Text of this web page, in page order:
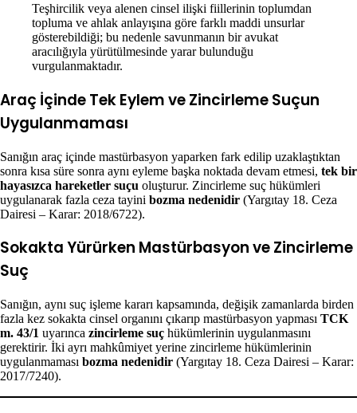
Teşhircilik veya alenen cinsel ilişki fiillerinin toplumdan
topluma ve ahlak anlayışına göre farklı maddi unsurlar
gösterebildiği; bu nedenle savunmanın bir avukat
aracılığıyla yürütülmesinde yarar bulunduğu
vurgulanmaktadır.
Araç İçinde Tek Eylem ve Zincirleme Suçun
Uygulanmaması
Sanığın araç içinde mastürbasyon yaparken fark edilip uzaklaştıktan
sonra kısa süre sonra aynı eyleme başka noktada devam etmesi, tek bir
hayasızca hareketler suçu oluşturur. Zincirleme suç hükümleri
uygulanarak fazla ceza tayini bozma nedenidir (Yargıtay 18. Ceza
Dairesi – Karar: 2018/6722).
Sokakta Yürürken Mastürbasyon ve Zincirleme
Suç
Sanığın, aynı suç işleme kararı kapsamında, değişik zamanlarda birden
fazla kez sokakta cinsel organını çıkarıp mastürbasyon yapması TCK
m. 43/1 uyarınca zincirleme suç hükümlerinin uygulanmasını
gerektirir. İki ayrı mahkûmiyet yerine zincirleme hükümlerinin
uygulanmaması bozma nedenidir (Yargıtay 18. Ceza Dairesi – Karar:
2017/7240).